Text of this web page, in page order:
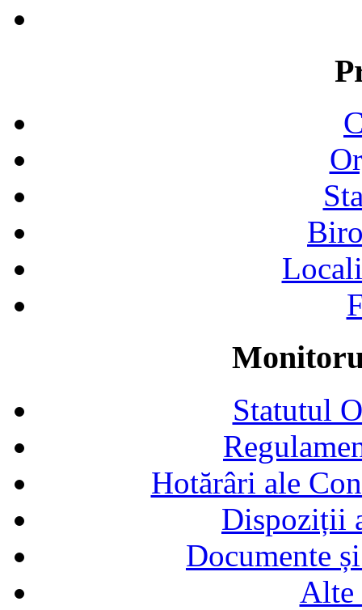
Statutul
Hotărâri ale
Dispoziții
Documente
Alte